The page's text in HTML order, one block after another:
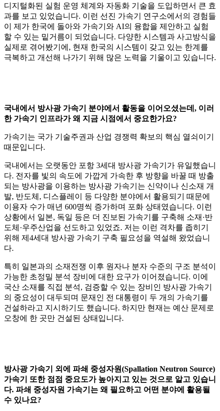
디지털화된 실험 운영 체계와 자동화 기술을 도입하면서 큰 효
과를 보고 있었습니다. 이런 선진 가속기 연구소에서의 경험들
이 제가 한국에 돌아와 가속기와 AI의 융합을 제안하고 실험
할 수 있는 밑거름이 되었습니다. 다양한 시스템과 사고방식을
실제로 겪어봤기에, 현재 한국의 시스템이 갖고 있는 한계를
극복하고 개선해 나가기 위해 많은 노력을 기울이고 있습니다.
국내에서 방사광 가속기 분야에서 활동을 이어오셨는데, 이러
한 가속기 인프라가 왜 지금 시점에서 중요한가요?
가속기는 국가 기술주권과 산업 경쟁력 확보의 핵심 열쇠이기
때문입니다.
국내에서는 오랫동안 포항 3세대 방사광 가속기가 유일했습니
다. 전자를 빛의 속도에 가깝게 가속한 후 방향을 바꿀 때 방출
되는 방사광을 이용하는 방사광 가속기는 신약이나 신소재 개
발, 반도체, 디스플레이 등 다양한 분야에서 활용되기 때문에
이용자 수가 매년 600명씩 증가하며 포화 상태였습니다. 이런
상황에서 일본, 독일 등은 더 진보된 가속기를 구축해 소재·반
도체·우주산업을 선도하고 있었죠. 저는 이런 격차를 좁히기
위해 제4세대 방사광 가속기 구축 필요성을 역설해 왔었습니
다.
특히 일본과의 소재전쟁 이후 원자나 분자 수준의 구조 분석이
가능한 초정밀 분석 장비에 대한 요구가 이어졌습니다. 이에
국산 소재를 직접 분석, 검증할 수 있는 장비인 방사광 가속기
의 중요성이 대두되며 문재인 전 대통령이 두 개의 가속기를
건설하라고 지시하기도 했습니다. 하지만 현재는 예산 문제로
오창에 한 곳만 건설된 상태입니다.
방사광 가속기 외에 파쇄 중성자원(Spallation Neutron Source)
가속기 또한 점점 중요도가 높아지고 있는 것으로 알고 있습니
다. 파쇄 중성자원 가속기는 왜 필요하고 어떤 분야에 활용될
수 있나요?